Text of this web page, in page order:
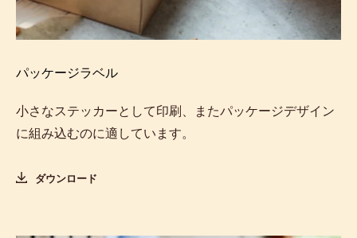
パッケージラベル
小さなステッカーとして印刷、またパッケージデザイン
に組み込むのに適しています。
ダウンロード